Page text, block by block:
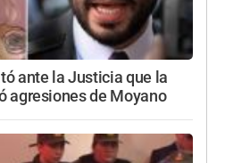
ante la Justicia que la
agresiones de Moyano